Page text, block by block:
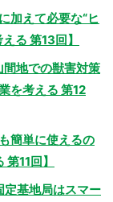
加えて必要な“ヒ
る 第13回】
地での獣害対策
を考える 第12
簡単に使えるの
11回】
定基地局はスマー